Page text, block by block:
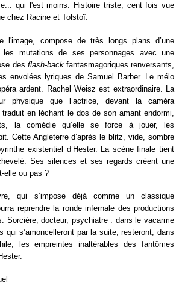
qui l'est moins. Histoire triste, cent fois vue
chez Racine et Tolstoï.
l'image, compose de très longs plans d’une
les mutations de ses personnages avec une
des flash-backfantasmagoriques renversants,
envolées lyriques de Samuel Barber. Le mélo
ardent. Rachel Weisz est extraordinaire. La
physique que l’actrice, devant la caméra
en léchant le dos de son amant endormi,
la comédie qu’elle se force à jouer, les
Cette Angleterre d’après le blitz, vide, sombre
existentiel d’Hester. La scène finale tient
Ses silences et ses regards créent une
elle ou pas ?
qui s’impose déjà comme un classique
reprendre la ronde infernale des productions
Sorcière, docteur, psychiatre : dans le vacarme
qui s’amoncelleront par la suite, resteront, dans
les empreintes inaltérables des fantômes